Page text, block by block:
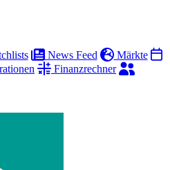
News Feed
Märkte
Finanzrechner